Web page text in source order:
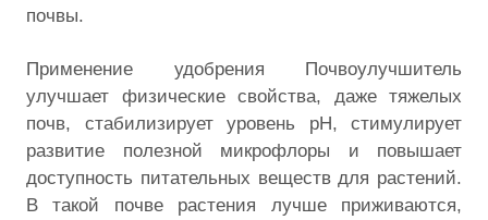
почвы.
Применение удобрения Почвоулучшитель
улучшает физические свойства, даже тяжелых
почв, стабилизирует уровень рН, стимулирует
развитие полезной микрофлоры и повышает
доступность питательных веществ для растений.
В такой почве растения лучше приживаются,